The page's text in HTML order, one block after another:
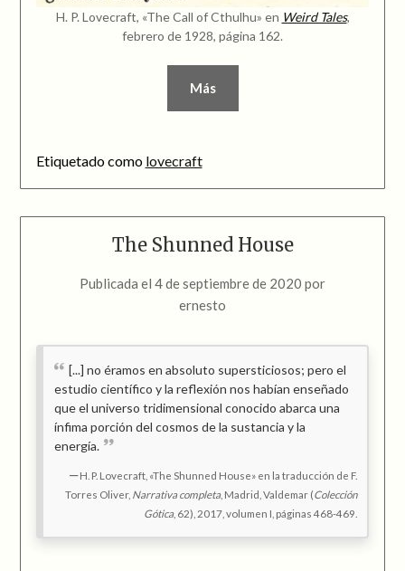
H. P. Lovecraft, «The Call of Cthulhu» en Weird Tales,
febrero de 1928, página 162.
Más
Etiquetado como lovecraft
The Shunned House
Publicada el 4 de septiembre de 2020 por
ernesto
[...] no éramos en absoluto supersticiosos; pero el
estudio científico y la reflexión nos habían enseñado
que el universo tridimensional conocido abarca una
ínfima porción del cosmos de la sustancia y la
energía.
H. P. Lovecraft, «The Shunned House» en la traducción de F.
Torres Oliver, Narrativa completa, Madrid, Valdemar (Colección
Gótica, 62), 2017, volumen I, páginas 468-469.